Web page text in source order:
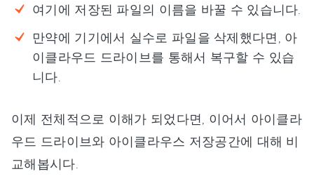
여기에 저장된 파일의 이름을 바꿀 수 있습니다.
만약에 기기에서 실수로 파일을 삭제했다면, 아
이클라우드 드라이브를 통해서 복구할 수 있습
니다.
이제 전체적으로 이해가 되었다면, 이어서 아이클라
우드 드라이브와 아이클라우스 저장공간에 대해 비
교해봅시다.